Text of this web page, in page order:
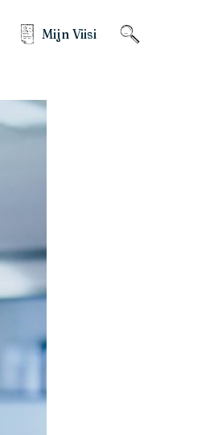
Mijn Viisi